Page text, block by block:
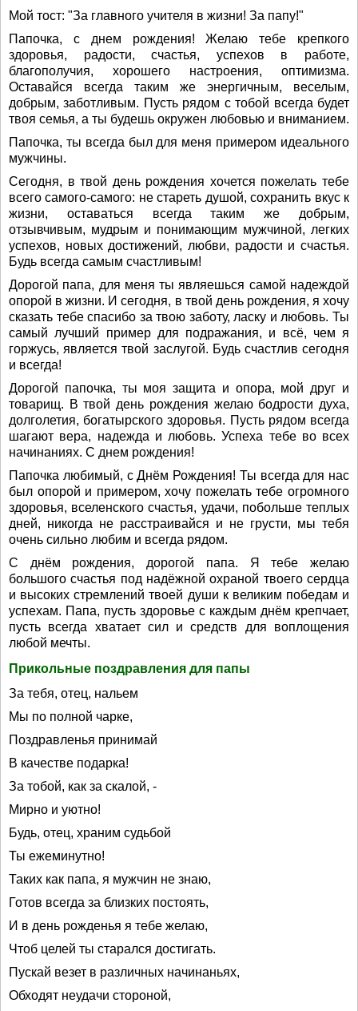
Мой тост: "За главного учителя в жизни! За папу!"
Папочка, с днем рождения! Желаю тебе крепкого
здоровья, радости, счастья, успехов в работе,
благополучия, хорошего настроения, оптимизма.
Оставайся всегда таким же энергичным, веселым,
добрым, заботливым. Пусть рядом с тобой всегда будет
твоя семья, а ты будешь окружен любовью и вниманием.
Папочка, ты всегда был для меня примером идеального
мужчины.
Сегодня, в твой день рождения хочется пожелать тебе
всего самого-самого: не стареть душой, сохранить вкус к
жизни, оставаться всегда таким же добрым,
отзывчивым, мудрым и понимающим мужчиной, легких
успехов, новых достижений, любви, радости и счастья.
Будь всегда самым счастливым!
Дорогой папа, для меня ты являешься самой надеждой
опорой в жизни. И сегодня, в твой день рождения, я хочу
сказать тебе спасибо за твою заботу, ласку и любовь. Ты
самый лучший пример для подражания, и всё, чем я
горжусь, является твой заслугой. Будь счастлив сегодня
и всегда!
Дорогой папочка, ты моя защита и опора, мой друг и
товарищ. В твой день рождения желаю бодрости духа,
долголетия, богатырского здоровья. Пусть рядом всегда
шагают вера, надежда и любовь. Успеха тебе во всех
начинаниях. С днем рождения!
Папочка любимый, с Днём Рождения! Ты всегда для нас
был опорой и примером, хочу пожелать тебе огромного
здоровья, вселенского счастья, удачи, побольше теплых
дней, никогда не расстраивайся и не грусти, мы тебя
очень сильно любим и всегда рядом.
С днём рождения, дорогой папа. Я тебе желаю
большого счастья под надёжной охраной твоего сердца
и высоких стремлений твоей души к великим победам и
успехам. Папа, пусть здоровье с каждым днём крепчает,
пусть всегда хватает сил и средств для воплощения
любой мечты.
Прикольные поздравления для папы
За тебя, отец, нальем
Мы по полной чарке,
Поздравленья принимай
В качестве подарка!
За тобой, как за скалой, -
Мирно и уютно!
Будь, отец, храним судьбой
Ты ежеминутно!
Таких как папа, я мужчин не знаю,
Готов всегда за близких постоять,
И в день рожденья я тебе желаю,
Чтоб целей ты старался достигать.
Пускай везет в различных начинаньях,
Обходят неудачи стороной,